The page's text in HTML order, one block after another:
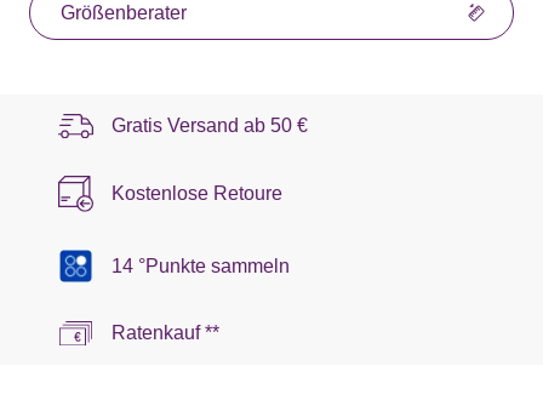
Größenberater
Gratis Versand ab 50 €
Kostenlose Retoure
14 °Punkte sammeln
Ratenkauf **